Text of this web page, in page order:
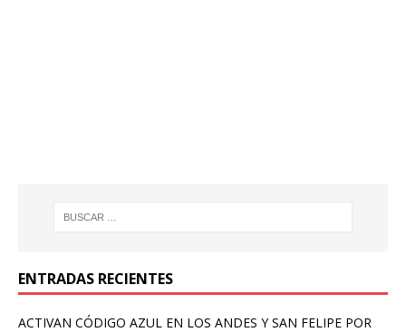
ENTRADAS RECIENTES
ACTIVAN CÓDIGO AZUL EN LOS ANDES Y SAN FELIPE POR